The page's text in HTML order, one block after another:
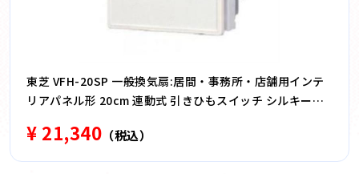
東芝 VFH-20SP 一般換気扇:居間・事務所・店舗用インテ
リアパネル形 20cm 連動式 引きひもスイッチ シルキーホ
¥ 21,340 （税込）